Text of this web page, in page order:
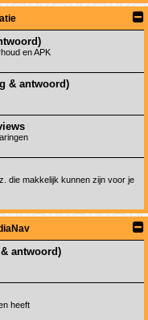
en APK
& antwoord)
die makkelijk kunnen zijn voor je
antwoord)
heeft